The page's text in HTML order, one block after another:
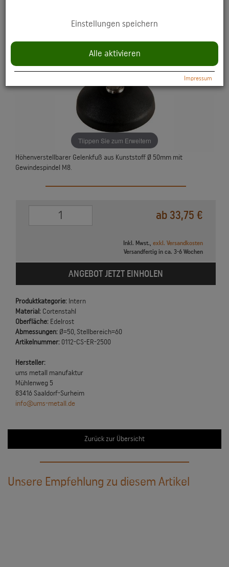
Tiippen Sie zum Erweitern
Höhenverstellbarer Gelenkfuß aus Kunststoff Ø 50mm mit
Gewindespindel M8.
ab 33,75 €
Inkl. Mwst., exkl. Versandkosten
Versandfertig in ca. 3-6 Wochen
ANGEBOT JETZT EINHOLEN
Produktkategorie: Intern
Material: Cortenstahl
Oberfläche: Edelrost
Abmessungen: Ø=50, Stellbereich=60
Artikelnummer: 0112-CS-ER-2500
Hersteller:
ums metall manufaktur
Mühlenweg 5
83416 Saaldorf-Surheim
info@ums-metall.de
Zurück zur Übersicht
Unsere Empfehlung zu diesem Artikel
Datenschutzerklärung:https://policies.google.com/privacy
Einstellungen speichern
Alle aktivieren
Impressum